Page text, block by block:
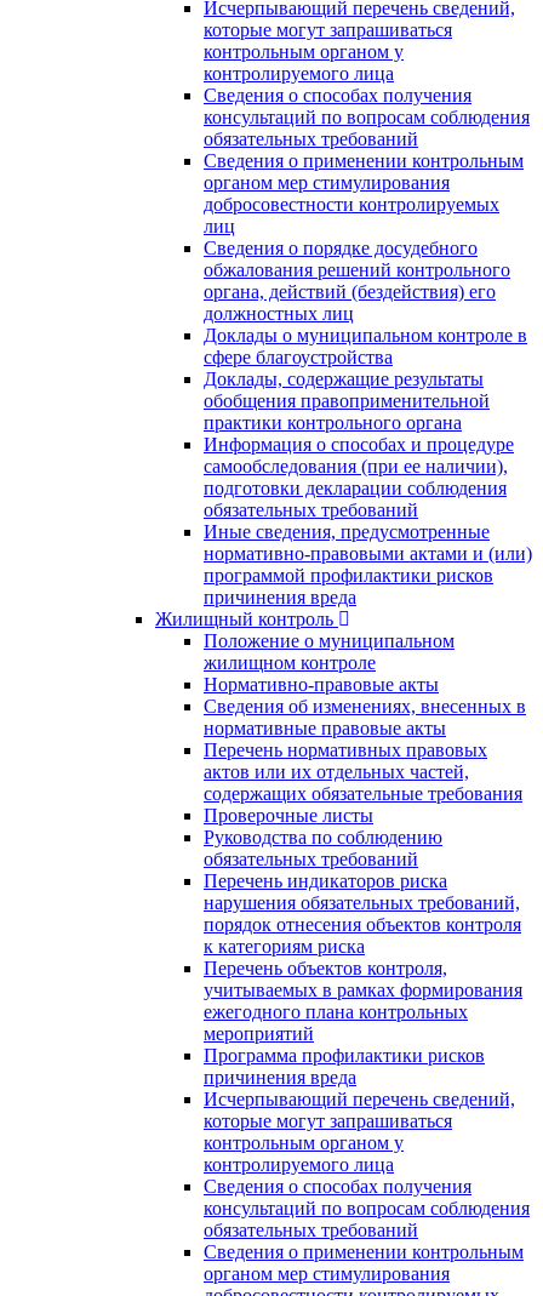
Исчерпывающий перечень сведений,
которые могут запрашиваться
контрольным органом у
контролируемого лица
Сведения о способах получения
консультаций по вопросам соблюдения
обязательных требований
Сведения о применении контрольным
органом мер стимулирования
добросовестности контролируемых
лиц
Сведения о порядке досудебного
обжалования решений контрольного
органа, действий (бездействия) его
должностных лиц
Доклады о муниципальном контроле в
сфере благоустройства
Доклады, содержащие результаты
обобщения правоприменительной
практики контрольного органа
Информация о способах и процедуре
самообследования (при ее наличии),
подготовки декларации соблюдения
обязательных требований
Иные сведения, предусмотренные
нормативно-правовыми актами и (или)
программой профилактики рисков
причинения вреда
Жилищный контроль
Положение о муниципальном
жилищном контроле
Нормативно-правовые акты
Сведения об изменениях, внесенных в
нормативные правовые акты
Перечень нормативных правовых
актов или их отдельных частей,
содержащих обязательные требования
Проверочные листы
Руководства по соблюдению
обязательных требований
Перечень индикаторов риска
нарушения обязательных требований,
порядок отнесения объектов контроля
к категориям риска
Перечень объектов контроля,
учитываемых в рамках формирования
ежегодного плана контрольных
мероприятий
Программа профилактики рисков
причинения вреда
Исчерпывающий перечень сведений,
которые могут запрашиваться
контрольным органом у
контролируемого лица
Сведения о способах получения
консультаций по вопросам соблюдения
обязательных требований
Сведения о применении контрольным
органом мер стимулирования